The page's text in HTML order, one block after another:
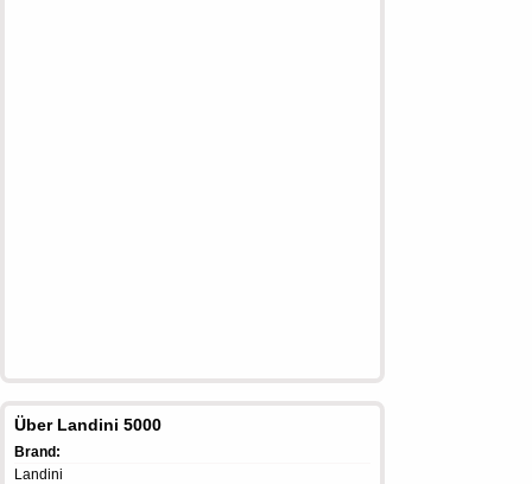
Über Landini 5000
Brand:
Landini